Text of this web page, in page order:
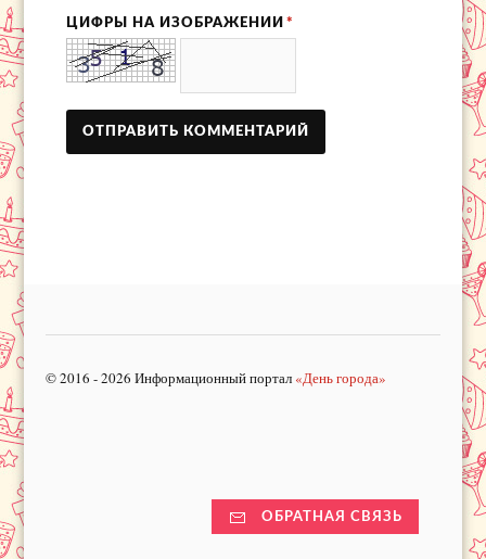
ЦИФРЫ НА ИЗОБРАЖЕНИИ *
© 2016 - 2026 Информационный портал «День города»
ОБРАТНАЯ СВЯЗЬ